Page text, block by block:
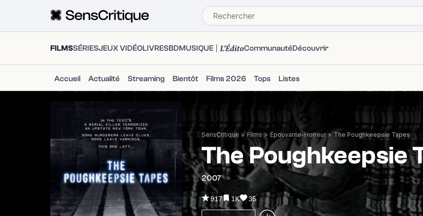
FILMSSÉRIESJEUX VIDÉOLIVRESBDMUSIQUE L'ÉditoCommunautéDécouvrir
Accueil Actualité Streaming Bientôt Films 2026 Tops Listes
SensCritique > Films > Épouvante-Horreur > The Poughkeepsie Tapes
The Poughkeepsie
2007
917 1K 35